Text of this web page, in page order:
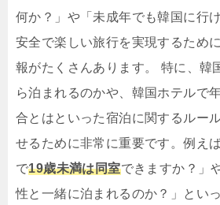
何か？」や「未成年でも韓国に行
安全で楽しい旅行を実現するため
報がたくさんあります。 特に、韓
ら泊まれるのかや、韓国ホテルで
合とはといった宿泊に関するルー
せるために非常に重要です。例え
で19歳未満は同室できますか？」
性と一緒に泊まれるのか？」とい